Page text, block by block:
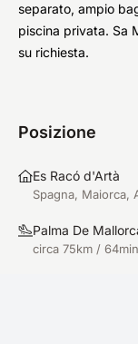
separato, ampio
piscina privata. Sa
su richiesta.
Posizione
Es Racó d'Artà
Spagna, Maiorca,
Palma De
circa 75km /